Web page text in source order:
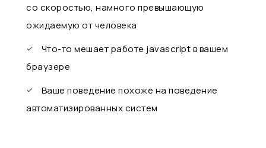
со скоростью, намного превышающую
ожидаемую от человека
Что-то мешает работе javascript в вашем
браузере
Ваше поведение похоже на поведение
автоматизированных систем